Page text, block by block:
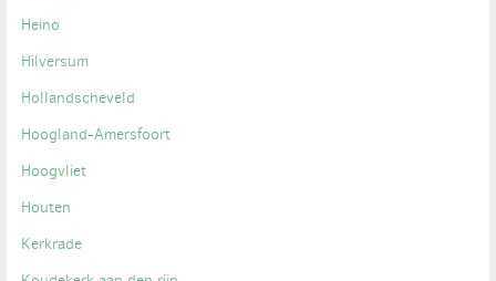
Heino
Hilversum
Hollandscheveld
Hoogland-Amersfoort
Hoogvliet
Houten
Kerkrade